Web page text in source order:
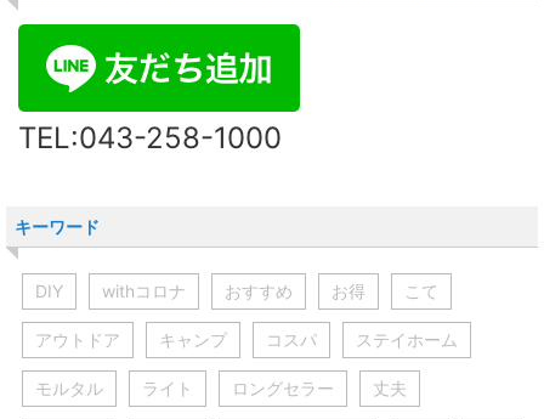
TEL:043-258-1000
キーワード
DIY withコロナ おすすめ お得 こて
アウトドア キャンプ コスパ ステイホーム
モルタル ライト ロングセラー 丈夫